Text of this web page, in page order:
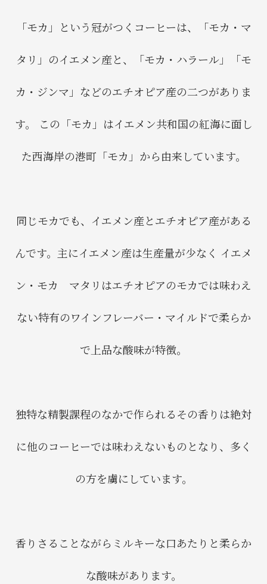
「モカ」という冠がつくコーヒーは、「モカ・マ
タリ」のイエメン産と、「モカ・ハラール」「モ
カ・ジンマ」などのエチオピア産の二つがありま
す。 この「モカ」はイエメン共和国の紅海に面し
た西海岸の港町「モカ」から由来しています。
同じモカでも、イエメン産とエチオピア産がある
んです。主にイエメン産は生産量が少なく イエメ
ン・モカ マタリはエチオピアのモカでは味わえ
ない特有のワインフレーバー・マイルドで柔らか
で上品な酸味が特徴。
独特な精製課程のなかで作られるその香りは絶対
に他のコーヒーでは味わえないものとなり、多く
の方を虜にしています。
香りさることながらミルキーな口あたりと柔らか
な酸味があります。